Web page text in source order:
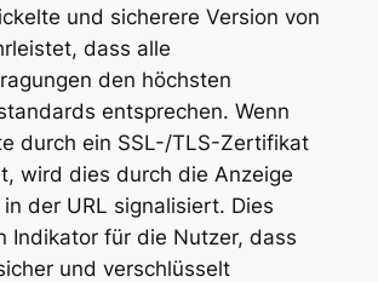
und sicherere Version von
dass alle
den höchsten
entsprechen. Wenn
durch ein SSL-/TLS-Zertifikat
wird dies durch die Anzeige
der URL signalisiert. Dies
Indikator für die Nutzer, dass
und verschlüsselt